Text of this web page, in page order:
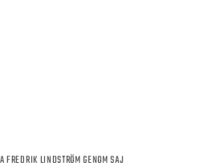
FREDRIK LINDSTRÖM GENOM SAJ